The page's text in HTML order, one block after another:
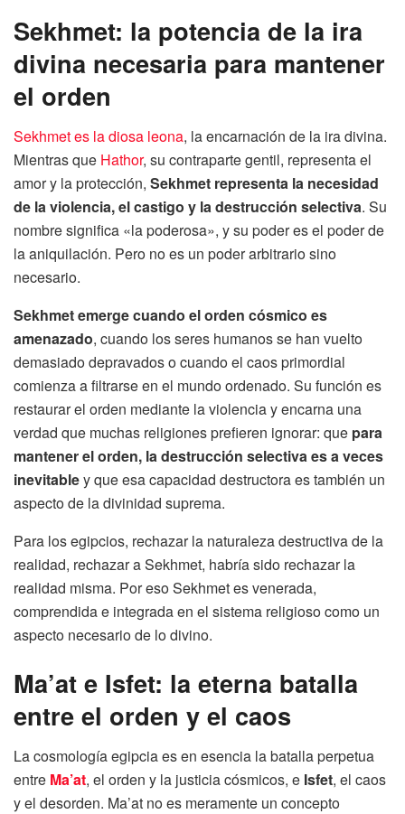
Sekhmet: la potencia de la ira
divina necesaria para mantener
el orden
Sekhmet es la diosa leona, la encarnación de la ira divina.
Mientras que Hathor, su contraparte gentil, representa el
amor y la protección, Sekhmet representa la necesidad
de la violencia, el castigo y la destrucción selectiva. Su
nombre significa «la poderosa», y su poder es el poder de
la aniquilación. Pero no es un poder arbitrario sino
necesario.
Sekhmet emerge cuando el orden cósmico es
amenazado, cuando los seres humanos se han vuelto
demasiado depravados o cuando el caos primordial
comienza a filtrarse en el mundo ordenado. Su función es
restaurar el orden mediante la violencia y encarna una
verdad que muchas religiones prefieren ignorar: que para
mantener el orden, la destrucción selectiva es a veces
inevitabley que esa capacidad destructora es también un
aspecto de la divinidad suprema.
Para los egipcios, rechazar la naturaleza destructiva de la
realidad, rechazar a Sekhmet, habría sido rechazar la
realidad misma. Por eso Sekhmet es venerada,
comprendida e integrada en el sistema religioso como un
aspecto necesario de lo divino.
Ma’at e Isfet: la eterna batalla
entre el orden y el caos
La cosmología egipcia es en esencia la batalla perpetua
entre Ma’at, el orden y la justicia cósmicos, e Isfet, el caos
y el desorden. Ma’at no es meramente un concepto